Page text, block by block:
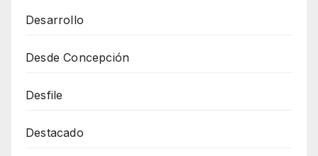
Desarrollo
Desde Concepción
Desfile
Destacado